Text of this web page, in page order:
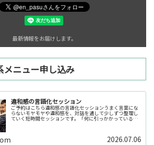
最新情報をお届けします。
メニュー申し込み
違和感の言語化セッション
ご予約はこちら違和感の言語化セッションうまく言葉にな
らないモヤモヤや違和感を、対話を通して少しずつ整理し
ていく短時間セッションです。「何に引っかかっているの
2026.07.06